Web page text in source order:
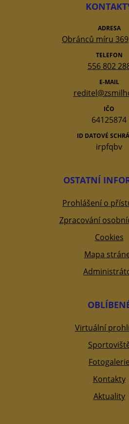
ADRESA
Obránců míru
TELEFON
556 802
E-MAIL
IČO
64125874
ID DATOVÉ
irpfqbv
OSTATNÍ
Prohlášení o
Zpracování
Cookies
Mapa
Virtuální
Fotogalerie
Kontakty
Aktuality